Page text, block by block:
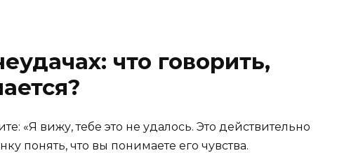
что говорить,
«Я вижу, тебе это не удалось. Это действительно
понять, что вы понимаете его чувства.